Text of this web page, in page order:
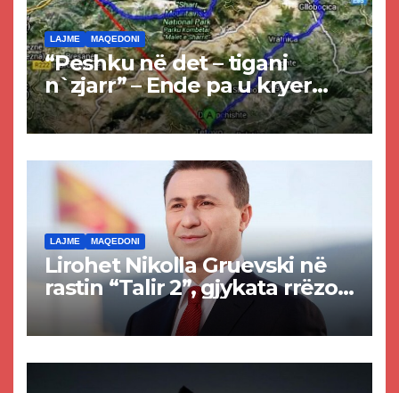
LAJME MAQEDONI
“Peshku në det – tigani
n`zjarr” – Ende pa u kryer
projekti i tunelit, komuna e
Tetovës nis punimet për
LAJME MAQEDONI
Lirohet Nikolla Gruevski në
rastin “Talir 2”, gjykata rrëzon
akuzat për ndërtimin e
paligjshëm të selisë së